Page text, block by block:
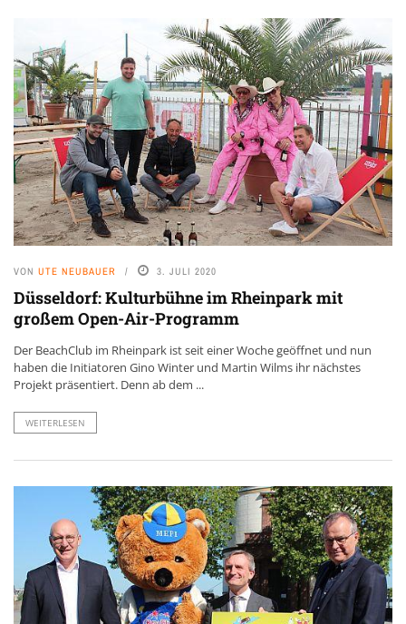
VON UTE NEUBAUER 3. JULI 2020
Düsseldorf: Kulturbühne im Rheinpark mit
großem Open-Air-Programm
Der BeachClub im Rheinpark ist seit einer Woche geöffnet und nun
haben die Initiatoren Gino Winter und Martin Wilms ihr nächstes
Projekt präsentiert. Denn ab dem ...
WEITERLESEN